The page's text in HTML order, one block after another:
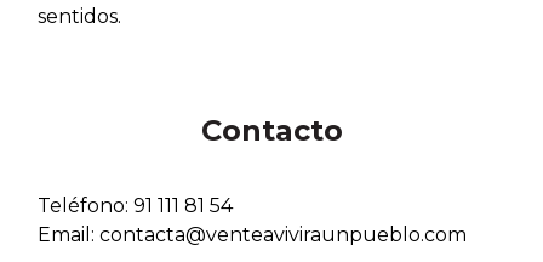
sentidos.
Contacto
Teléfono: 91 111 81 54
Email: contacta@venteaviviraunpueblo.com